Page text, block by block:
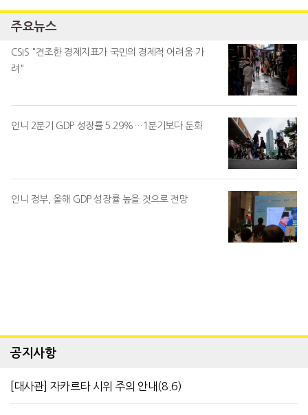
주요뉴스
CSIS "견조한 경제지표가 국민의 경제적 어려움 가
려"
인니 2분기 GDP 성장률 5.29%…1분기보다 둔화
인니 정부, 올해 GDP 성장률 높을 것으로 전망
공지사항
[대사관] 자카르타 시위 주의 안내(8.6)